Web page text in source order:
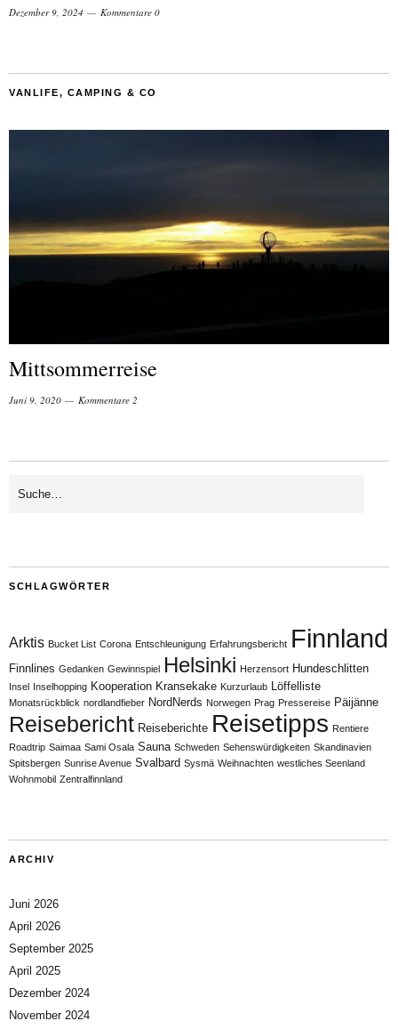
Dezember 9, 2024 Kommentare 0
VANLIFE, CAMPING & CO
Mittsommerreise
Juni 9, 2020 Kommentare 2
SCHLAGWÖRTER
Arktis Bucket List Corona Entschleunigung Erfahrungsbericht Finnland
Finnlines Gedanken Gewinnspiel Helsinki Herzensort Hundeschlitten
Insel Inselhopping Kooperation Kransekake Kurzurlaub Löffelliste
Monatsrückblick nordlandfieber NordNerds Norwegen Prag Pressereise Päijänne
Reisebericht Reiseberichte Reisetipps Rentiere
Roadtrip Saimaa Sami Osala Sauna Schweden Sehenswürdigkeiten Skandinavien
Spitsbergen Sunrise Avenue Svalbard Sysmä Weihnachten westliches Seenland
Wohnmobil Zentralfinnland
ARCHIV
Juni 2026
April 2026
September 2025
April 2025
Dezember 2024
November 2024